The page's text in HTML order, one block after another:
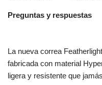
Preguntas y respuestas
La nueva correa
fabricada con material
ligera y resistente que